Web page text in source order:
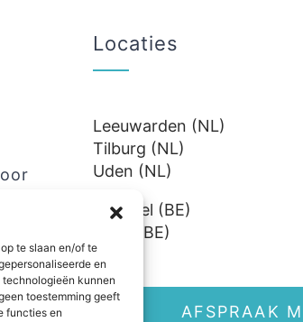
te slaan en/of te
en
kunnen
toestemming geeft
functies en
Locaties
Leeuwarden (NL)
Tilburg (NL)
Uden (NL)
Lommel (BE)
Genk (BE)
AFSPRAAK